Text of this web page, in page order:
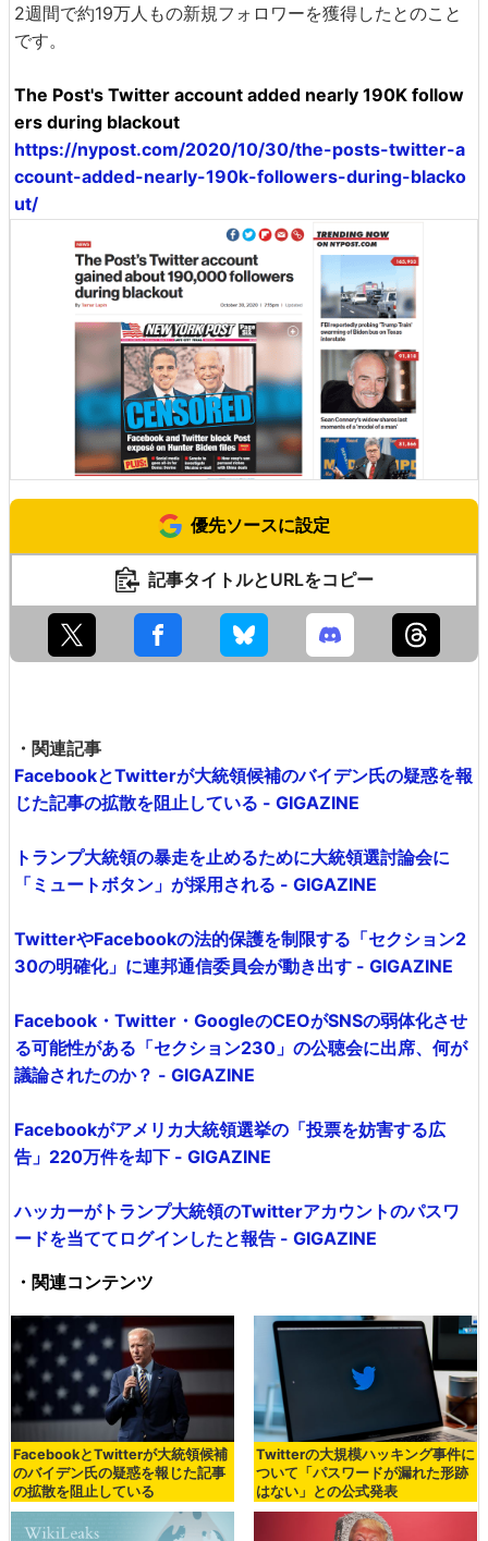
2週間で約19万人もの新規フォロワーを獲得したとのこと
です。
The Post's Twitter account added nearly 190K follow
ers during blackout
https://nypost.com/2020/10/30/the-posts-twitter-a
ccount-added-nearly-190k-followers-during-blacko
ut/
優先ソースに設定
記事タイトルとURLをコピー
・関連記事
FacebookとTwitterが大統領候補のバイデン氏の疑惑を報
じた記事の拡散を阻止している - GIGAZINE
トランプ大統領の暴走を止めるために大統領選討論会に
「ミュートボタン」が採用される - GIGAZINE
TwitterやFacebookの法的保護を制限する「セクション2
30の明確化」に連邦通信委員会が動き出す - GIGAZINE
Facebook・Twitter・GoogleのCEOがSNSの弱体化させ
る可能性がある「セクション230」の公聴会に出席、何が
議論されたのか？ - GIGAZINE
Facebookがアメリカ大統領選挙の「投票を妨害する広
告」220万件を却下 - GIGAZINE
ハッカーがトランプ大統領のTwitterアカウントのパスワ
ードを当ててログインしたと報告 - GIGAZINE
・関連コンテンツ
FacebookとTwitterが大統領候補
のバイデン氏の疑惑を報じた記事
の拡散を阻止している
Twitterの大規模ハッキング事件に
ついて「パスワードが漏れた形跡
はない」との公式発表